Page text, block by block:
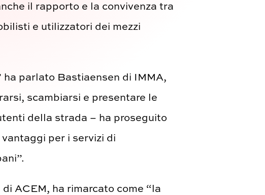
il rapporto e la convivenza tra
e utilizzatori dei mezzi
ha parlato Bastiaensen di IMMA,
scambiarsi e presentare le
della strada – ha proseguito
per i servizi di
ACEM, ha rimarcato come “la